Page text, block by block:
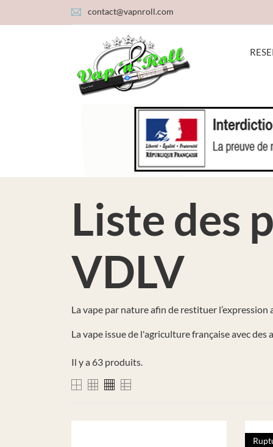
contact@vapnroll.com
Liste des
VDLV
La vape par nature afin de restituer
La vape issue de l'agriculture française avec
Il y a 63 produits.